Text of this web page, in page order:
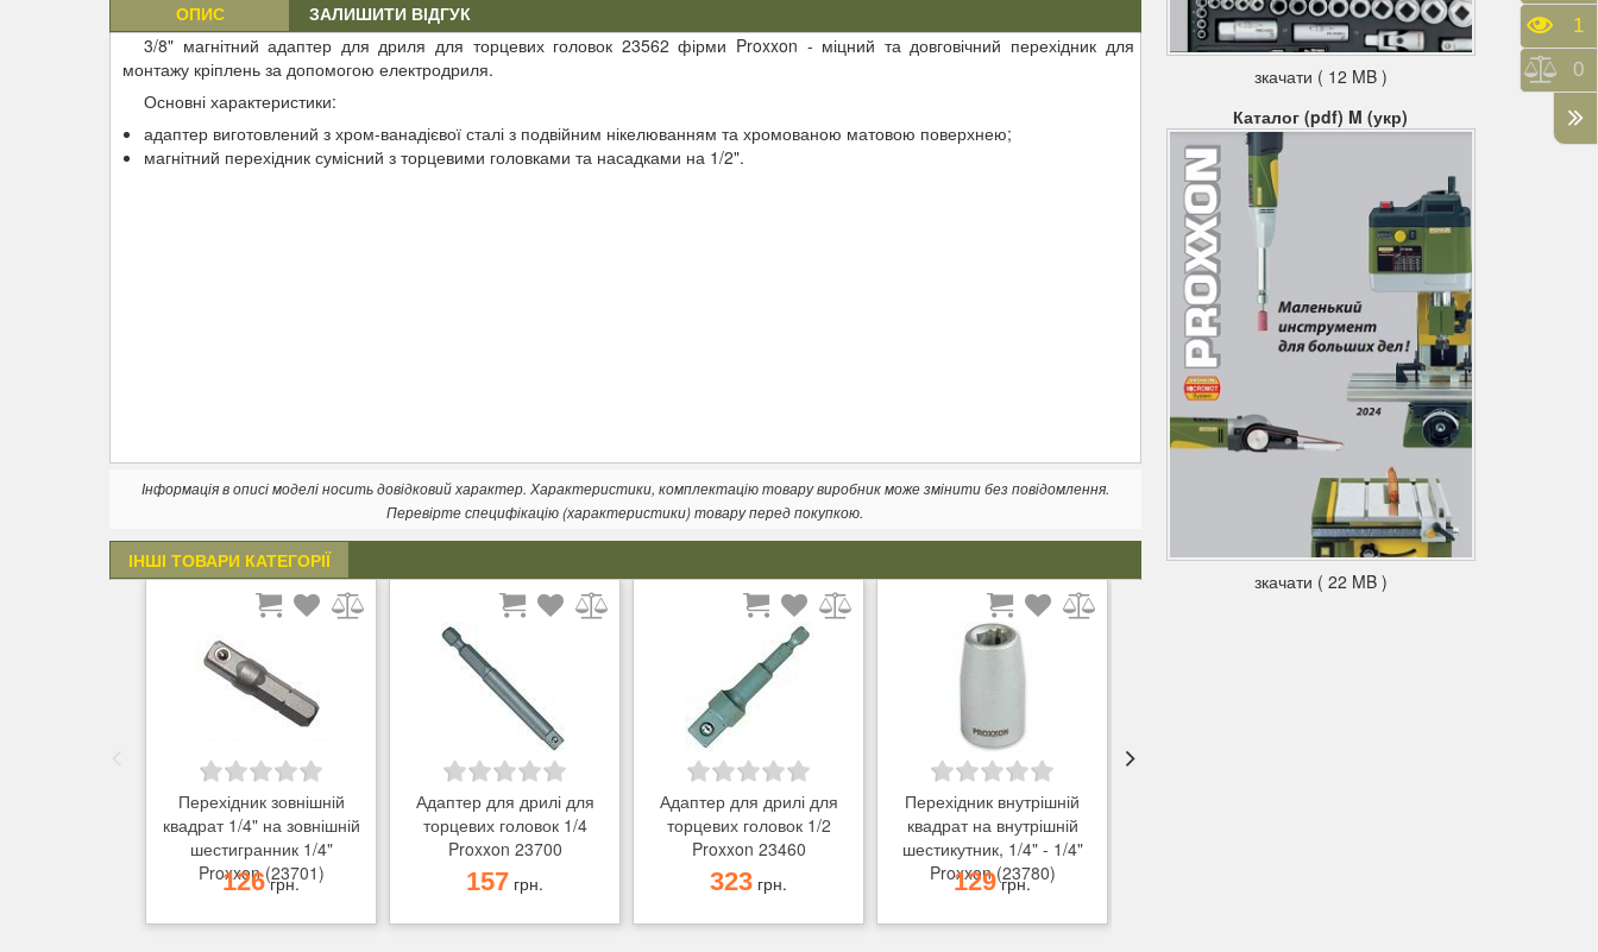
ОПИС
ЗАЛИШИТИ ВІДГУК
3/8" магнітний адаптер для дриля для торцевих головок 23562 фірми Proxxon - міцний та довговічний перехідник для
монтажу кріплень за допомогою електродриля.
Основні характеристики:
адаптер виготовлений з хром-ванадієвої сталі з подвійним нікелюванням та хромованою матовою поверхнею;
магнітний перехідник сумісний з торцевими головками та насадками на 1/2".
Інформація в описі моделі носить довідковий характер. Характеристики, комплектацію товару виробник може змінити без повідомлення.
Перевірте специфікацію (характеристики) товару перед покупкою.
ІНШІ ТОВАРИ КАТЕГОРІЇ
Перехідник зовнішній
квадрат 1/4" на зовнішній
шестигранник 1/4"
Proxxon (23701)
126грн.
Адаптер для дрилі для
торцевих головок 1/4
Proxxon 23700
157 грн.
Адаптер для дрилі для
торцевих головок 1/2
Proxxon 23460
323 грн.
Перехідник внутрішній
квадрат на внутрішній
шестикутник, 1/4" - 1/4"
Proxxon (23780)
129грн.
зкачати ( 12 MB )
Каталог (pdf) M (укр)
зкачати ( 22 MB )
1
0